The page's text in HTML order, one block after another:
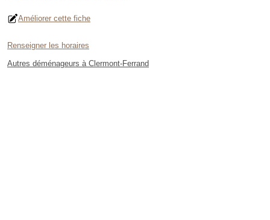
Améliorer cette fiche
Renseigner les horaires
Autres déménageurs à Clermont-Ferrand